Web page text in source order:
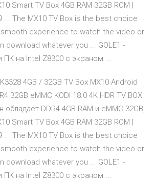
Smart TV Box 4GB RAM 32GB ROM |
... The MX10 TV Box is the best choice
experience to watch the video or
download whatever you ... GOLE1 -
на Intel Z8300 с экраном ...
4GB / 32GB TV Box MX10 Android
32GB eMMC KODI 18.0 4K HDR TV BOX
обладает DDR4 4GB RAM и eMMC 32GB,
Smart TV Box 4GB RAM 32GB ROM |
... The MX10 TV Box is the best choice
experience to watch the video or
download whatever you ... GOLE1 -
на Intel Z8300 с экраном ...